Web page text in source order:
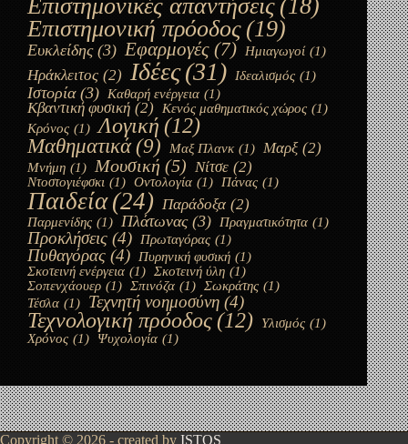
Επιστημονικές απαντήσεις (18)
Επιστημονική πρόοδος (19)
Ευκλείδης (3) Εφαρμογές (7) Ημιαγωγοί (1)
Ηράκλειτος (2) Ιδέες(31) Ιδεαλισμός (1)
Ιστορία (3) Καθαρή ενέργεια (1)
Κβαντική φυσική (2) Κενός μαθηματικός χώρος (1)
Κρόνος (1) Λογική (12)
Μαθηματικά (9) Μαξ Πλανκ (1) Μαρξ (2)
Μνήμη (1) Μουσική (5) Νίτσε (2)
Ντοστογιέφσκι (1) Οντολογία (1) Πάνας (1)
Παιδεία (24) Παράδοξα (2)
Παρμενίδης (1) Πλάτωνας (3) Πραγματικότητα (1)
Προκλήσεις (4) Πρωταγόρας (1)
Πυθαγόρας (4) Πυρηνική φυσική (1)
Σκοτεινή ενέργεια (1) Σκοτεινή ύλη (1)
Σοπενχάουερ (1) Σπινόζα (1) Σωκράτης (1)
Τέσλα (1) Τεχνητή νοημοσύνη (4)
Τεχνολογική πρόοδος(12) Υλισμός (1)
Χρόνος (1) Ψυχολογία (1)
Copyright © 2026 - created by ISTOS